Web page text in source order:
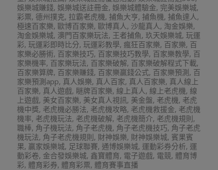
娛樂城賺錢, 娛樂城送註冊金, 娛樂城體驗金, 完美娛樂城,
彩票, 德州撲克, 拉霸老虎機, 捕魚大亨, 捕魚機, 捕魚達人,
極速百家樂, 歐博百家樂, 歐博真人, 沙龍真人, 淘金娛樂,
淘金娛樂城, 澳門百家樂玩法, 王者捕魚, 玖天娛樂城, 玩運
彩, 玩運彩即時比分, 玩運彩教學, 瘋狂百家樂, 百家樂, 百
家樂必勝術, 百家樂技巧, 百家樂技巧教學, 百家樂教學, 百
家樂機率, 百家樂玩法, 百家樂破解, 百家樂破解程式下載,
百家樂算牌, 百家樂賺錢, 百家樂贏錢公式, 百家樂預測 , 百
家樂預測app, 真人娛樂, 真人百家, 真人百家樂, 真人線上
百家樂, 真人遊戲, 瞇牌百家樂, 線上真人, 線上老虎機, 線
上遊戲, 美女百家樂, 美女真人視訊, 美金盤, 老虎機, 老虎
機中獎, 老虎機必勝法, 老虎機攻略, 老虎機救援金, 老虎機
機率, 老虎機玩法, 老虎機破解, 老虎機簡介, 老虎機規則,
職棒, 角子機玩法, 角子老虎機, 角子老虎機技巧, 角子老虎
機玩法, 角子老虎機規則, 財神娛樂, 財神娛樂城, 賓果賓
果, 贏家娛樂城, 足球聯賽, 通博娛樂城, 運動彩券分析, 運
動彩卷, 金合發娛樂城, 鑫寶體育, 電子遊戲, 電競, 體育博
彩, 體育彩券, 體育彩票, 體育賽事直播